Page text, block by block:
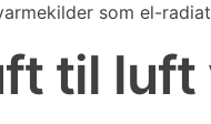
som el-
til